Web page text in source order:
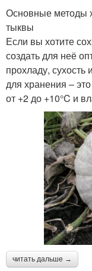
Основные методы
тыквы
Если вы хотите
создать для неё
прохладу, сухость
для хранения –
от +2 до +10°C и
читать дальше →